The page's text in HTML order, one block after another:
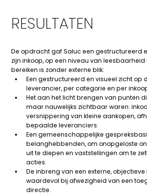
RESULTATEN
De opdracht gaf Saluc een gestructureerd
zijn inkoop, op een niveau van leesbaarheid
bereiken is zonder externe blik:
Een gestructureerd en visueel zicht op
leverancier, per categorie en per
Het aan het licht brengen van punten
maar nauwelijks zichtbaar waren:
versnippering van kleine aankopen,
bepaalde leveranciers.
Een gemeenschappelijke
belanghebbenden, om onopgeloste
uit te diepen en vaststellingen om te
acties.
De inbreng van een externe, objectieve
waardevol bij afwezigheid van een
directie.